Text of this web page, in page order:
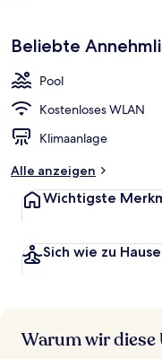
Beliebte
Pool
Kostenloses WLAN
Klimaanlage
Alle anzeigen
Wichtigste
Sich wie zu
Warum wir